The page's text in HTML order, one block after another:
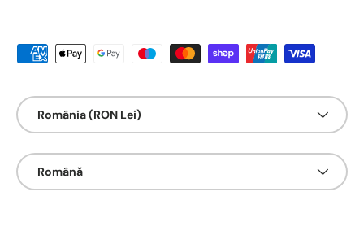
Metode de platā acceptate
Țarǎ/Regiune
România (RON Lei)
Limbā
Română